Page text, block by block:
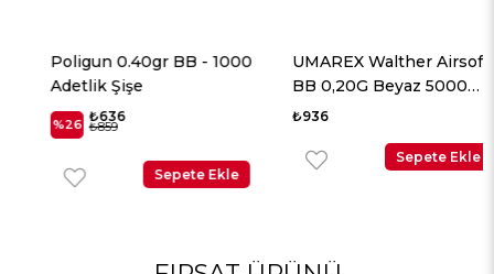
Poligun 0.40gr BB - 1000
Adetlik Şişe
₺636
₺859
Sepete Ekle
UMAREX Walther Airsoft
BB 0,20G Beyaz 5000
Adet
₺936
Sepete Ekle